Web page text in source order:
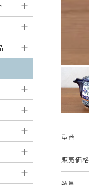
型番
販売価格